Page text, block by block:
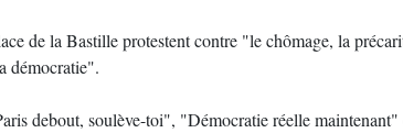
de la Bastille protestent contre "le chômage, la
démocratie".
debout, soulève-toi", "Démocratie réelle